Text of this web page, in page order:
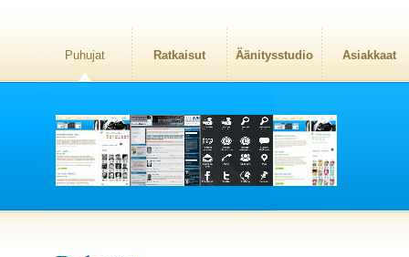
Puhujat Ratkaisut Äänitysstudio Asiakkaat